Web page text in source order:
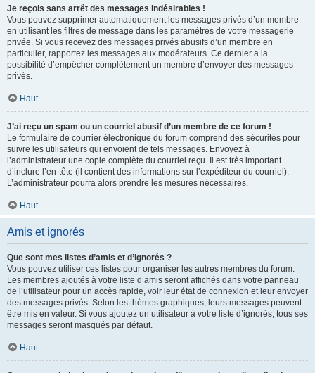
Je reçois sans arrêt des messages indésirables !
Vous pouvez supprimer automatiquement les messages privés d’un membre
en utilisant les filtres de message dans les paramètres de votre messagerie
privée. Si vous recevez des messages privés abusifs d’un membre en
particulier, rapportez les messages aux modérateurs. Ce dernier a la
possibilité d’empêcher complètement un membre d’envoyer des messages
privés.
Haut
J’ai reçu un spam ou un courriel abusif d’un membre de ce forum !
Le formulaire de courrier électronique du forum comprend des sécurités pour
suivre les utilisateurs qui envoient de tels messages. Envoyez à
l’administrateur une copie complète du courriel reçu. Il est très important
d’inclure l’en-tête (il contient des informations sur l’expéditeur du courriel).
L’administrateur pourra alors prendre les mesures nécessaires.
Haut
Amis et ignorés
Que sont mes listes d’amis et d’ignorés ?
Vous pouvez utiliser ces listes pour organiser les autres membres du forum.
Les membres ajoutés à votre liste d’amis seront affichés dans votre panneau
de l’utilisateur pour un accès rapide, voir leur état de connexion et leur envoyer
des messages privés. Selon les thèmes graphiques, leurs messages peuvent
être mis en valeur. Si vous ajoutez un utilisateur à votre liste d’ignorés, tous ses
messages seront masqués par défaut.
Haut